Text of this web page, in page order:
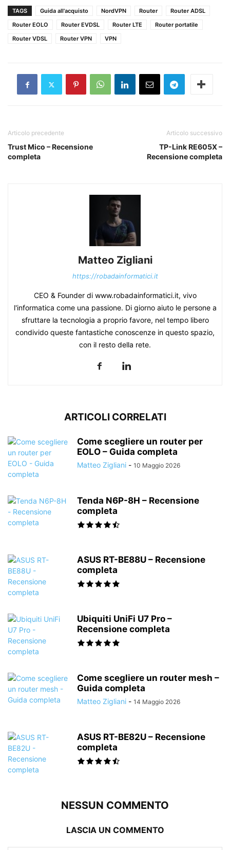
TAGS Guida all'acquisto NordVPN Router
Router ADSL
Router EOLO
Router EVDSL Router LTE
Router portatile
Router VDSL
Router VPN VPN
Articolo precedente
Trust Mico – Recensione
completa
Articolo successivo
TP-Link RE605X –
Recensione completa
Matteo Zigliani
https://robadainformatici.it
CEO & Founder di www.robadainformatici.it, vivo
l'informatica come una passione. Di giorno aiuto le persone a
sfruttare la tecnologia a proprio favore, nel tempo libero
condivido queste fantastiche conoscenze in questo spazio,
con il resto della rete.
ARTICOLI CORRELATI
Come scegliere un router per
EOLO – Guida completa
Matteo Zigliani - 10 Maggio 2026
Tenda N6P-8H – Recensione
completa
ASUS RT-BE88U – Recensione
completa
Ubiquiti UniFi U7 Pro –
Recensione completa
Come scegliere un router mesh –
Guida completa
Matteo Zigliani - 14 Maggio 2026
ASUS RT-BE82U – Recensione
completa
NESSUN COMMENTO
LASCIA UN COMMENTO